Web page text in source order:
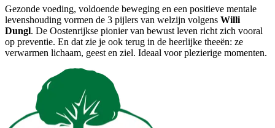
Gezonde voeding, voldoende beweging en een positieve mentale
levenshouding vormen de 3 pijlers van welzijn volgens Willi
Dungl. De Oostenrijkse pionier van bewust leven richt zich vooral
op preventie. En dat zie je ook terug in de heerlijke theeën: ze
verwarmen lichaam, geest en ziel. Ideaal voor plezierige momenten.